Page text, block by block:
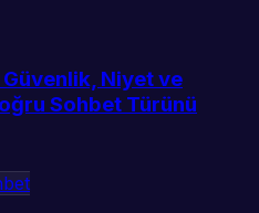
Niyet ve
Sohbet Türünü